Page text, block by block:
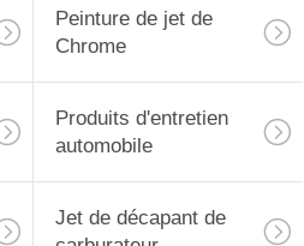
Peinture de jet de
Chrome
Produits d'entretien
automobile
Jet de décapant de